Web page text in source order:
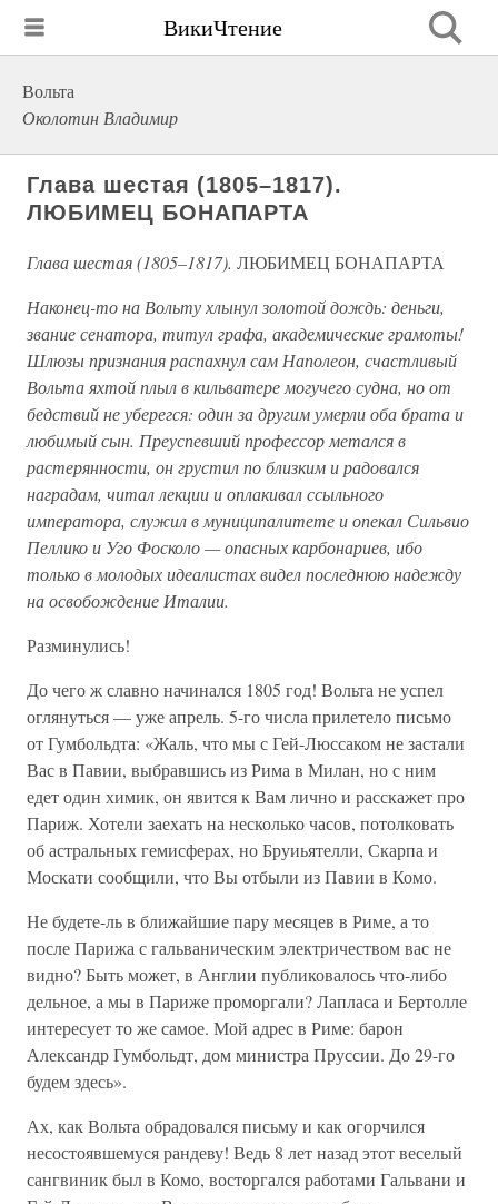
ВикиЧтение
Вольта
Околотин Владимир
Глава шестая (1805–1817).
ЛЮБИМЕЦ БОНАПАРТА
Глава шестая (1805–1817). ЛЮБИМЕЦ БОНАПАРТА
Наконец-то на Вольту хлынул золотой дождь: деньги,
звание сенатора, титул графа, академические грамоты!
Шлюзы признания распахнул сам Наполеон, счастливый
Вольта яхтой плыл в кильватере могучего судна, но от
бедствий не уберегся: один за другим умерли оба брата и
любимый сын. Преуспевший профессор метался в
растерянности, он грустил по близким и радовался
наградам, читал лекции и оплакивал ссыльного
императора, служил в муниципалитете и опекал Сильвио
Пеллико и Уго Фосколо — опасных карбонариев, ибо
только в молодых идеалистах видел последнюю надежду
на освобождение Италии.
Разминулись!
До чего ж славно начинался 1805 год! Вольта не успел
оглянуться — уже апрель. 5-го числа прилетело письмо
от Гумбольдта: «Жаль, что мы с Гей-Люссаком не застали
Вас в Павии, выбравшись из Рима в Милан, но с ним
едет один химик, он явится к Вам лично и расскажет про
Париж. Хотели заехать на несколько часов, потолковать
об астральных гемисферах, но Бруиьятелли, Скарпа и
Москати сообщили, что Вы отбыли из Павии в Комо.
Не будете-ль в ближайшие пару месяцев в Риме, а то
после Парижа с гальваническим электричеством вас не
видно? Быть может, в Англии публиковалось что-либо
дельное, а мы в Париже проморгали? Лапласа и Бертолле
интересует то же самое. Мой адрес в Риме: барон
Александр Гумбольдт, дом министра Пруссии. До 29-го
будем здесь».
Ах, как Вольта обрадовался письму и как огорчился
несостоявшемуся рандеву! Ведь 8 лет назад этот веселый
сангвиник был в Комо, восторгался работами Гальвани и